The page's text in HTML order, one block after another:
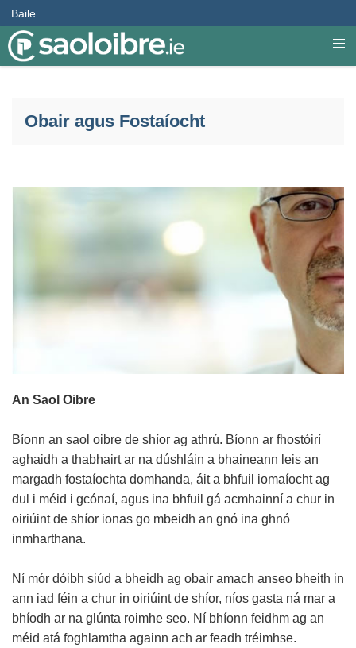
Baile
Obair agus Fostaíocht
An Saol Oibre
Bíonn an saol oibre de shíor ag athrú. Bíonn ar fhostóirí
aghaidh a thabhairt ar na dúshláin a bhaineann leis an
margadh fostaíochta domhanda, áit a bhfuil iomaíocht ag
dul i méid i gcónaí, agus ina bhfuil gá acmhainní a chur in
oiriúint de shíor ionas go mbeidh an gnó ina ghnó
inmharthana.
Ní mór dóibh siúd a bheidh ag obair amach anseo bheith in
ann iad féin a chur in oiriúint de shíor, níos gasta ná mar a
bhíodh ar na glúnta roimhe seo. Ní bhíonn feidhm ag an
méid atá foghlamtha againn ach ar feadh tréimhse.